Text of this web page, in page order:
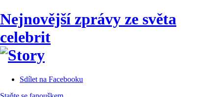
Nejnovější zprávy ze světa
celebrit
Sdílet na Facebooku